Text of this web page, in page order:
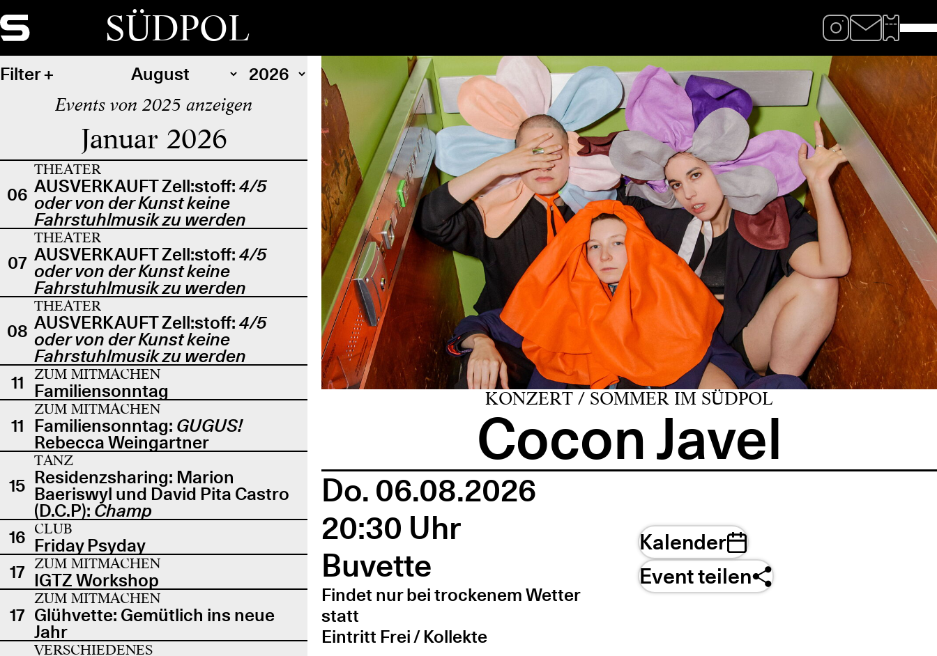
SÜDPOL
Filter
Events von 2025 anzeigen
Januar 2026
06
THEATER
AUSVERKAUFT Zell:stoff: 4/5
oder von der Kunst keine
Fahrstuhlmusik zu werden
07
THEATER
AUSVERKAUFT Zell:stoff: 4/5
oder von der Kunst keine
Fahrstuhlmusik zu werden
08
THEATER
AUSVERKAUFT Zell:stoff: 4/5
oder von der Kunst keine
Fahrstuhlmusik zu werden
11
ZUM MITMACHEN
Familiensonntag
11
ZUM MITMACHEN
Familiensonntag: GUGUS!
Rebecca Weingartner
15
TANZ
Residenzsharing: Marion
Baeriswyl und David Pita Castro
(D.C.P): Champ
16 CLUB
Friday Psyday
17 ZUM MITMACHEN
IGTZ Workshop
17
ZUM MITMACHEN
Glühvette: Gemütlich ins neue
Jahr
VERSCHIEDENES
KONZERT / SOMMER IM SÜDPOL
Cocon Javel
Do. 06.08.2026
20:30 Uhr
Buvette
Findet nur bei trockenem Wetter
statt
Eintritt Frei / Kollekte
Kalender
Event teilen